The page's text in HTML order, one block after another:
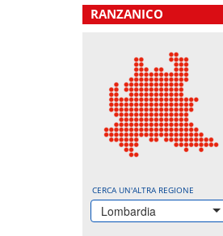
.
RANZANICO
CERCA UN'ALTRA REGIONE
Lombardia